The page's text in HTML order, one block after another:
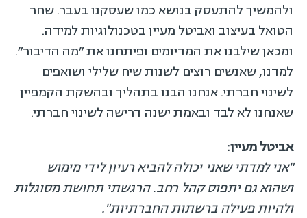
ולהמשיך להתעסק בנושא כמו שעסקנו בעבר. שחר
הטואל בעיצוב ואביטל מעיין בטכנולוגיות למידה.
ומכאן שילבנו את המדיומים ופיתחנו את ״מה הדיבור״.
למדנו, שאנשים רוצים לשנות שיח שלילי ושואפים
לשינוי חברתי. אנחנו הבנו בתהליך ובהשקת הקמפיין
שאנחנו לא לבד ובאמת ישנה דרישה לשינוי חברתי.
אביטל מעיין:
"אני למדתי שאני יכולה להביא רעיון לידי מימוש
ושהוא גם יתפוס קהל רחב. הרגשתי תחושת מסוגלות
ולהיות פעילה ברשתות החברתיות".